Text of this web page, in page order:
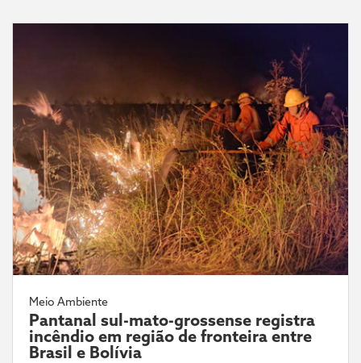
Meio Ambiente
Pantanal sul-mato-grossense registra
incêndio em região de fronteira entre
Brasil e Bolívia